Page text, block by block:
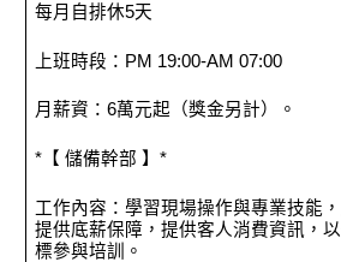
每月自排休5天
上班時段：PM 19:00-AM 07:00
月薪資：6萬元起（獎金另計）。
*【 儲備幹部 】*
工作內容：學習現場操作與專業技能
提供底薪保障，提供客人消費資訊，
標參與培訓。